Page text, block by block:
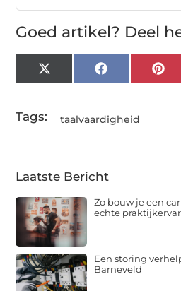
Goed artikel? Deel
X
(Twitter)
Facebook
Tags: taalvaardigheid
Laatste Bericht
Zo bouw je een
echte
Een storing
Barneveld